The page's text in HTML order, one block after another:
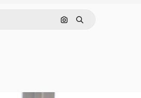
Nach Bild suchen
Suchen